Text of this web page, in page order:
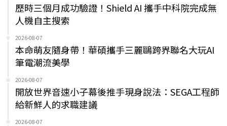
歷時三個月成功驗證！Shield AI 攜手中科院完成無
人機自主搜索
2026-08-07
本命萌友隨身帶！華碩攜手三麗鷗跨界聯名大玩AI
筆電潮流美學
2026-08-07
開放世界音速小子幕後推手現身說法：SEGA工程師
給新鮮人的求職建議
2026-08-07